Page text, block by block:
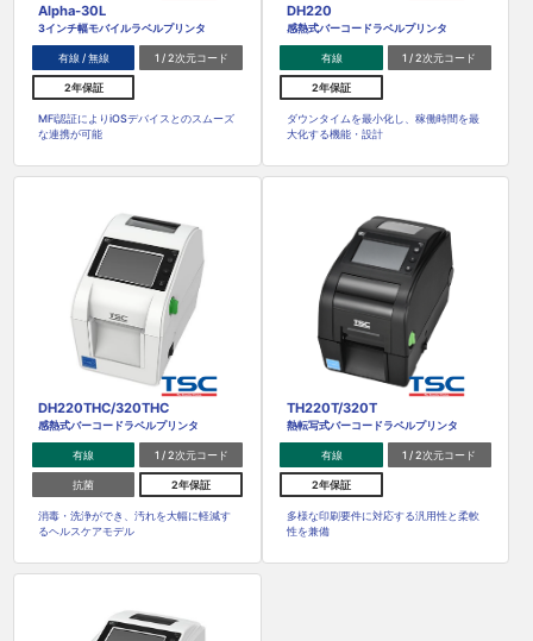
Alpha-30L
3インチ幅モバイルラベルプリンタ
有線 / 無線 1 / 2次元コード
2年保証
MFi認証によりiOSデバイスとのスムーズ
な連携が可能
DH220
感熱式バーコードラベルプリンタ
有線 1 / 2次元コード
2年保証
ダウンタイムを最小化し、稼働時間を最
大化する機能・設計
DH220THC/320THC
感熱式バーコードラベルプリンタ
有線 1 / 2次元コード
抗菌 2年保証
消毒・洗浄ができ、汚れを大幅に軽減す
るヘルスケアモデル
TH220T/320T
熱転写式バーコードラベルプリンタ
有線 1 / 2次元コード
2年保証
多様な印刷要件に対応する汎用性と柔軟
性を兼備